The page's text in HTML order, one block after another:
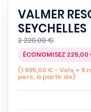
VALMER
SEYCHELLES
2 220,00 €
ÉCONOMISEZ 225,00
(1 995,00 € - Vols +
pers. à partir de)